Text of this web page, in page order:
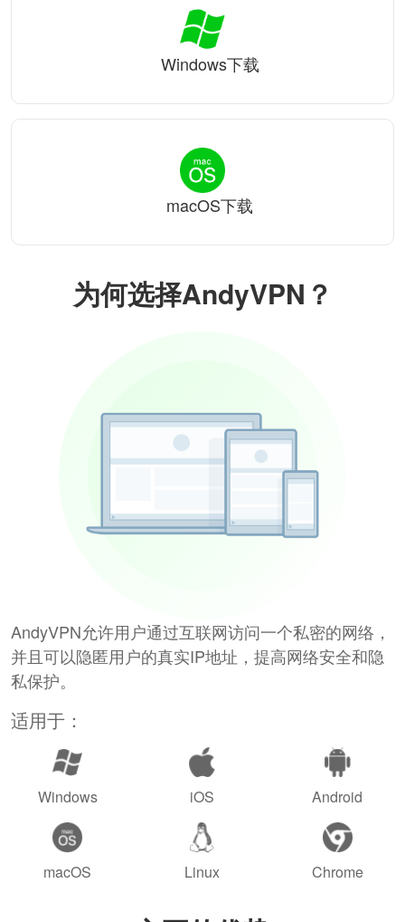
为何选择AndyVPN？
AndyVPN允许用户通过互联网访问一个私密的网络，
并且可以隐匿用户的真实IP地址，提高网络安全和隐
私保护。
适用于：
Windows iOS Android
macOS Linux Chrome
Windows下载
macOS下载